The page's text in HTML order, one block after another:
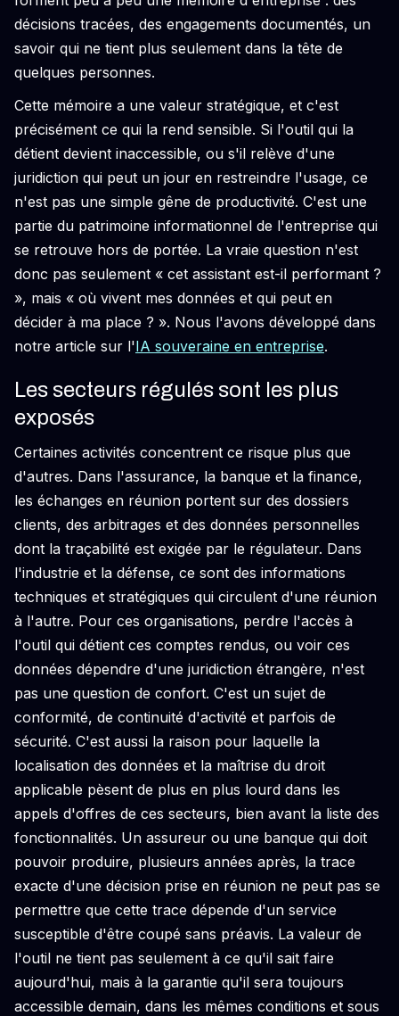
décisions tracées, des engagements documentés, un
savoir qui ne tient plus seulement dans la tête de
quelques personnes.
Cette mémoire a une valeur stratégique, et c'est
précisément ce qui la rend sensible. Si l'outil qui la
détient devient inaccessible, ou s'il relève d'une
juridiction qui peut un jour en restreindre l'usage, ce
n'est pas une simple gêne de productivité. C'est une
partie du patrimoine informationnel de l'entreprise qui
se retrouve hors de portée. La vraie question n'est
donc pas seulement « cet assistant est-il performant ?
», mais « où vivent mes données et qui peut en
décider à ma place ? ». Nous l'avons développé dans
notre article sur l'IA souveraine en entreprise.
Les secteurs régulés sont les plus
exposés
Certaines activités concentrent ce risque plus que
d'autres. Dans l'assurance, la banque et la finance,
les échanges en réunion portent sur des dossiers
clients, des arbitrages et des données personnelles
dont la traçabilité est exigée par le régulateur. Dans
l'industrie et la défense, ce sont des informations
techniques et stratégiques qui circulent d'une réunion
à l'autre. Pour ces organisations, perdre l'accès à
l'outil qui détient ces comptes rendus, ou voir ces
données dépendre d'une juridiction étrangère, n'est
pas une question de confort. C'est un sujet de
conformité, de continuité d'activité et parfois de
sécurité. C'est aussi la raison pour laquelle la
localisation des données et la maîtrise du droit
applicable pèsent de plus en plus lourd dans les
appels d'offres de ces secteurs, bien avant la liste des
fonctionnalités. Un assureur ou une banque qui doit
pouvoir produire, plusieurs années après, la trace
exacte d'une décision prise en réunion ne peut pas se
permettre que cette trace dépende d'un service
susceptible d'être coupé sans préavis. La valeur de
l'outil ne tient pas seulement à ce qu'il sait faire
aujourd'hui, mais à la garantie qu'il sera toujours
accessible demain, dans les mêmes conditions et sous